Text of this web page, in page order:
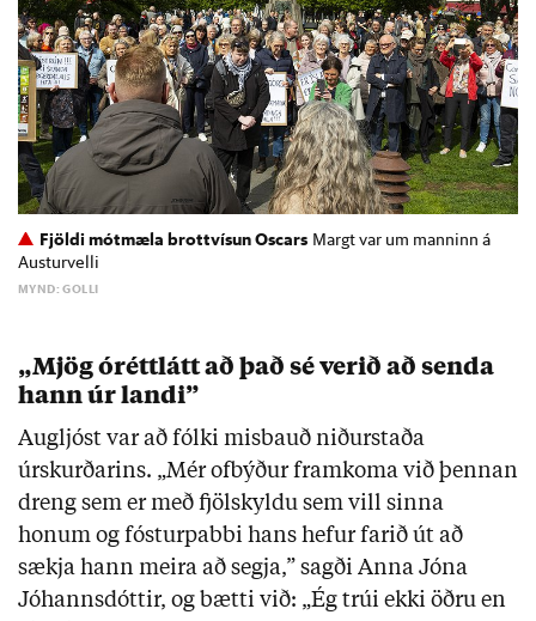
Fjöldi mótmæla brottvísun Oscars Margt var um manninn á
Austurvelli
MYND: GOLLI
„Mjög óréttlátt að það sé verið að senda
hann úr landi”
Augljóst var að fólki misbauð niðurstaða
úrskurðarins. „Mér ofbýður framkoma við þennan
dreng sem er með fjölskyldu sem vill sinna
honum og fósturpabbi hans hefur farið út að
sækja hann meira að segja,” sagði Anna Jóna
Jóhannsdóttir, og bætti við: „Ég trúi ekki öðru en